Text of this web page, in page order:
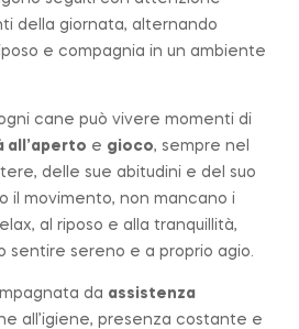
della giornata, alternando
e compagnia in un ambiente
cane può vivere momenti di
all’aperto e gioco, sempre nel
delle sue abitudini e del suo
il movimento, non mancano i
al riposo e alla tranquillità,
sentire sereno e a proprio agio.
da assistenza
all’igiene, presenza costante e